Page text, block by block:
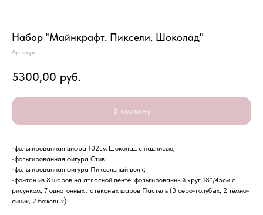
Набор "Майнкрафт. Пиксели. Шоколад"
Артикул:
5300,00 руб.
В корзину
-фольгированная цифра 102см Шоколад с надписью;
-фольгированная фигура Стив;
-фольгированная фигура Пиксельный волк;
-фонтан из 8 шаров на атласной ленте: фольгированный круг 18"/45см с
рисунком, 7 однотонных латексных шаров Пастель (3 серо-голубых, 2 тёмно-
синих, 2 бежевых)